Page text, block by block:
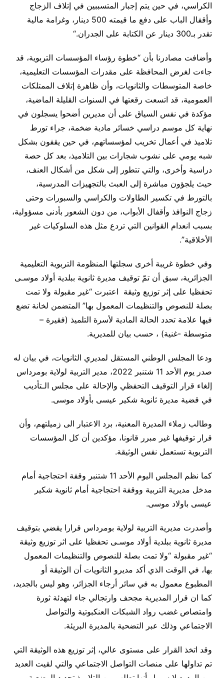
الكراسي، في حين يتم إجبار المتسببين في إتلاف الزجاج
وأقفال الباب على دفع ما قيمته 500 دينار، وغرامة مالية
تقدر بـ300 دينار عن الكتابة على الجدران
.
“
وأضافت مصادرنا بأن “خطوة رؤساء المؤسسات التربوية، قد
جاءت لغرض المحافظة على مقدرات المؤسسات التعليمية،
خاصة المتوسطات والثانويات، وأن ظاهرة إتلاف الممتلكات
العمومية، قد اتسعت رقعتها في السنوات القليلة الماضية،
مؤكدة في نفس السياق على أن مديرين أضحوا يسجلون في
نهاية كل موسم دراسي خسائر مادية ضخمة، جراء تورط
تلاميذ في أعمال تخريب لمؤسساتهم، في حين يقفون بشكل
شبه يومي على نشوب شجارات بين التلاميذ، بعد كل حصة
دراسية وأخرى، والتي تتطور إلى شكل من أشكال العنف،
حيث يلجؤون مباشرة إلى العبث بالتجهيزات المدرسية،
بالتورط في تكسير الطاولات والكراسي والسبورات وحتى
زجاج النوافذ وأقفال الأبواب، من دون الشعور بأدنى مسؤولية،
بسبب انعدام القوانين التي تردع مثل هذه السلوكيات غير
الأخلاقية”.
وفي خطوة غريبة أخرى سجلتها المنظومة التربوية التعليمية
الجزائرية، سبق أن تمّ توقيف مديرة ثانوية ببلدية أولاد موسـى
تحفظيا على إثر توزيع وثيقة اعتبرت “غير مقبولة ولا تمت
بصلة للنصوص والتنظيمات المعمول بها” المتضمن لخانة تضع
فيها علامة تحدد الحالة المادية لأسرة التلميذ (فقيرة –
متوسطة -غنية) ، حسب بيان للمديرية.
ودعا المجلس الوطني المستقل لمديري الثانويات، في بيان له
صدر يوم الأحد 11 شتنبر 2022، مدير التربية لولاية بومرداس
إلغاء قرار التوقيف التحفظي والإحالة على مجلس الـتأديب
في قضية مديرة ثانوية شكير عيسى بأولاد موسى.
وطالب زملاء المديرة المعنية، برد الاعتبار الى زميلتهم، وأن
قرار توقيفها غير مبرر قانونا، مؤكدين أن كل المؤسسات
التربوية تستعمل نفس الوثيقة.
كما نظم المجلس اليوم الأحد 11 شتنبر وقفة احتجاجية أمام
مدخل مديرية التربية ووقفة احتجاجية أمام ثانوية شكير
عيسى باولاد موسى.
وأصدرت مديرية التربية لولاية بومرداس قرارا يقضي بتوقيف
مديرة ثانوية ببلدية أولاد موسـى تحفظيا على اثر توزيع وثيقة
“غير مقبولة “ولا تمت بصلة للنصوص والتنظيمات المعمول
بها، في الوقت الذي أكد مديرو الثانويات أن الوثيقة أو
المطبوع معمول به في سائر أرجاء الجزائر، وهو ليس بالجديد،
كما ان قرار المديرية مجحف وارتجالي جاء لتهدئة ثورة
وامتصاص غضب رواد الشبكات العنكبوتية والتواصل
الاجتماعي وذلك عبر التضحية بالمديرة البريئة.
وقد اتخذ القرار على مستوى عالي، إثر توزيع هذه الوثيقة التي
تم تداولها على منصات التواصل الاجتماعي والتي لقيت العديد